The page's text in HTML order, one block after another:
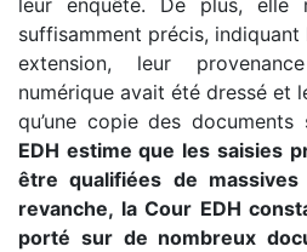
suffisamment précis,
extension, leur
numérique avait été dressé et
qu’une copie des documents
EDH estime que les saisies
être qualifiées de
revanche, la Cour EDH
porté sur de nombreux